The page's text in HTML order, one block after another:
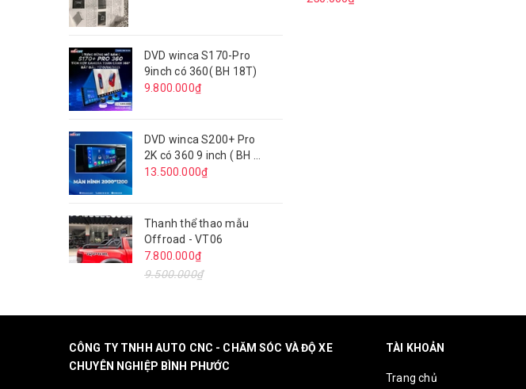
DVD winca S170-Pro
9inch có 360( BH 18T)
9.800.000₫
DVD winca S200+ Pro
2K có 360 9 inch ( BH 18
tháng )
13.500.000₫
Thanh thể thao mẫu
Offroad - VT06
7.800.000₫
9.500.000₫
CÔNG TY TNHH AUTO CNC - CHĂM SÓC VÀ ĐỘ XE
CHUYÊN NGHIỆP BÌNH PHƯỚC
TÀI KHOẢN
Trang chủ